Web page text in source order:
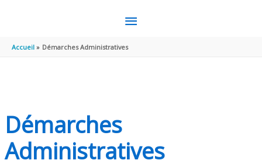
MENU
PRINCIPAL
Accueil Démarches Administratives
Démarches
Administratives